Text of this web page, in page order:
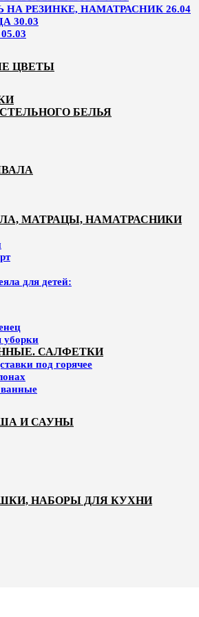
НА РЕЗИНКЕ, НАМАТРАСНИК 26.04
30.03
ЦВЕТЫ
БЕЛЬЯ
МАТРАЦЫ, НАМАТРАСНИКИ
для детей:
уборки
САЛФЕТКИ
под горячее
И САУНЫ
НАБОРЫ ДЛЯ КУХНИ